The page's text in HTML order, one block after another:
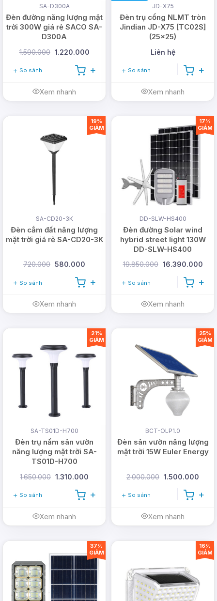
SA-D300A
Đèn đường năng lượng mặt
trời 300W giá rẻ SACO SA-
D300A
1.590.000 1.220.000
So sánh
Xem nhanh
JD-X75
Đèn trụ cổng NLMT tròn
Jindian JD-X75 [TC02S]
(25x25)
Liên hệ
So sánh
Xem nhanh
SA-CD20-3K
Đèn cắm đất năng lượng
mặt trời giá rẻ SA-CD20-3K
720.000 580.000
So sánh
Xem nhanh
19%
GIẢM
DD-SLW-HS400
Đèn đường Solar wind
hybrid street light 130W
DD-SLW-HS400
19.850.000 16.390.000
So sánh
Xem nhanh
17%
GIẢM
SA-TS01D-H700
Đèn trụ nấm sân vườn
năng lượng mặt trời SA-
TS01D-H700
1.650.000 1.310.000
So sánh
Xem nhanh
21%
GIẢM
BCT-OLP1.0
Đèn sân vườn năng lượng
mặt trời 15W Euler Energy
2.000.000 1.500.000
So sánh
Xem nhanh
25%
GIẢM
37%
GIẢM
16%
GIẢM